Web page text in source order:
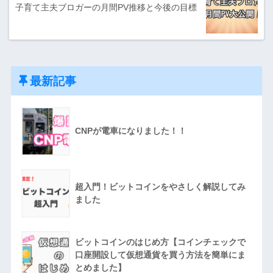
子育て主夫ブロガーの月間PV推移と今後の目標
最新記事
CNPが電車になりました！！
超入門！ビットコインをやさしく解説してみ
ました
ビットコインのはじめ方【コインチェックで
口座開設して仮想通貨を買う方法を簡単にま
とめました】